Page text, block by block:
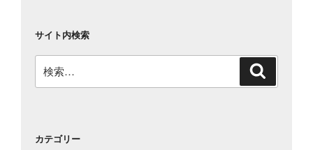
サイト内検索
索:
カテゴリー